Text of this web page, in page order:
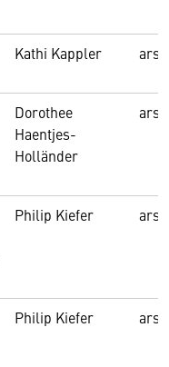
Kathi Kappler
Dorothee
Haentjes-
Holländer
Philip Kiefer
Philip Kiefer